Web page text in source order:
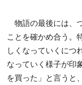
物語の最後には、
ことを確かめ合う。
しくなっていくにつ
なっていく様子が印
を買った」と言うと